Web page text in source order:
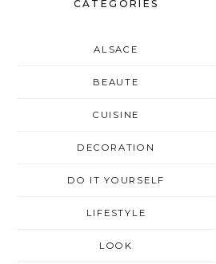
CATÉGORIES
ALSACE
BEAUTE
CUISINE
DECORATION
DO IT YOURSELF
LIFESTYLE
LOOK